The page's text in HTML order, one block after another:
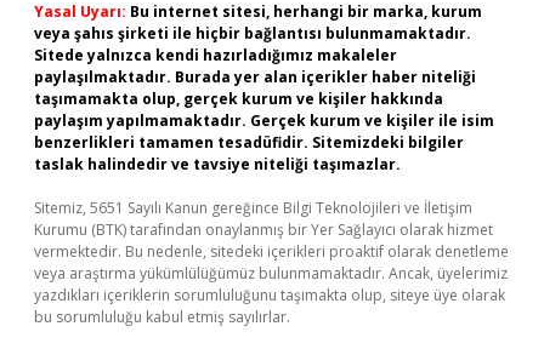
Yasal Uyarı: Bu internet sitesi, herhangi bir marka, kurum
veya şahıs şirketi ile hiçbir bağlantısı bulunmamaktadır.
Sitede yalnızca kendi hazırladığımız makaleler
paylaşılmaktadır. Burada yer alan içerikler haber niteliği
taşımamakta olup, gerçek kurum ve kişiler hakkında
paylaşım yapılmamaktadır. Gerçek kurum ve kişiler ile isim
benzerlikleri tamamen tesadüfidir. Sitemizdeki bilgiler
taslak halindedir ve tavsiye niteliği taşımazlar.
Sitemiz, 5651 Sayılı Kanun gereğince Bilgi Teknolojileri ve İletişim
Kurumu (BTK) tarafından onaylanmış bir Yer Sağlayıcı olarak hizmet
vermektedir. Bu nedenle, sitedeki içerikleri proaktif olarak denetleme
veya araştırma yükümlülüğümüz bulunmamaktadır. Ancak, üyelerimiz
yazdıkları içeriklerin sorumluluğunu taşımakta olup, siteye üye olarak
bu sorumluluğu kabul etmiş sayılırlar.